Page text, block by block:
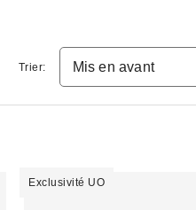
Trier:
Exclusivité UO